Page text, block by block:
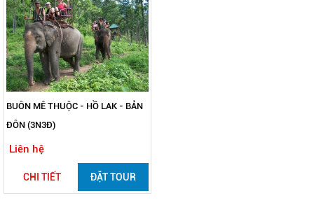
BUÔN MÊ THUỘC - HỒ LAK - BẢN
ĐÔN (3N3Đ)
Liên hệ
CHI TIẾT ĐẶT TOUR